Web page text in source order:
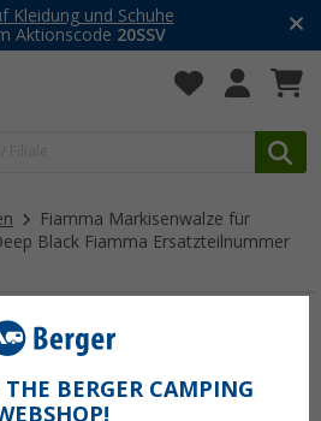
Kleidung und Schuhe
Aktionscode 20SSV
Fiamma Markisenwalze für
Black Fiamma Ersatzteilnummer
für Markise F45s
Fiamma
318
BERGER CAMPING